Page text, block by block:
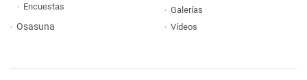
Encuestas
Osasuna
Galerías
Vídeos